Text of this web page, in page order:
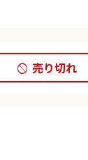
売り切れ